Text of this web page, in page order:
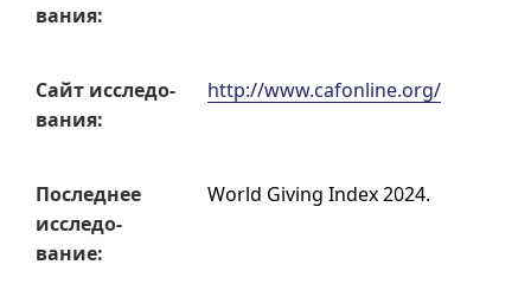
вания:
Сайт исследо­
вания:
http://www.cafonline.org/
Послед­нее
исследо­
вание:
World Giving Index 2024.